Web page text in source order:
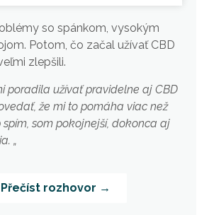
so spánkom, vysokým
Potom, čo začal užívať CBD
zlepšili.
poradila užívať pravidelne aj CBD
že mi to pomáha viac než
spím, som pokojnejší, dokonca aj
„
Přečíst rozhovor →